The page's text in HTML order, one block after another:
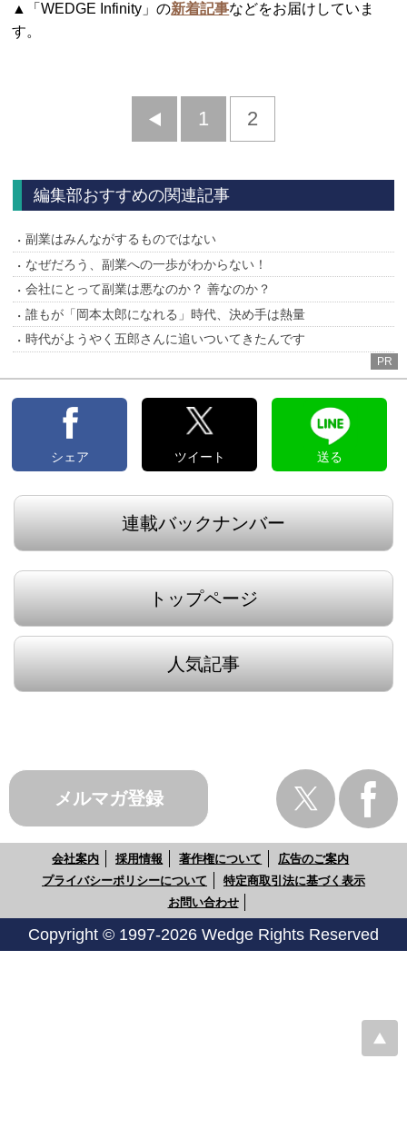
▲「WEDGE Infinity」の新着記事などをお届けしていま
す。
前
1 2
編集部おすすめの関連記事
副業はみんながするものではない
なぜだろう、副業への一歩がわからない！
会社にとって副業は悪なのか？ 善なのか？
誰もが「岡本太郎になれる」時代、決め手は熱量
時代がようやく五郎さんに追いついてきたんです
PR
シェア ツイート 送る
連載バックナンバー
トップページ
人気記事
メルマガ登録
会社案内 採用情報 著作権について
広告のご案内
プライバシーポリシーについて
特定商取引法に基づく表示
お問い合わせ
Copyright © 1997-2026 Wedge Rights Reserved